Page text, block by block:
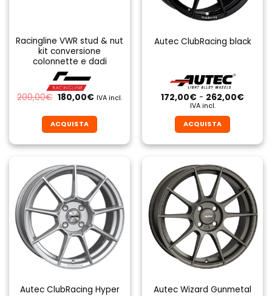
Racingline VWR stud & nut
kit conversione
colonnette e dadi
200,00€ Il
prezzo
era:
200,00€.
180,00€Il
è:
180,00€.
IVA incl.
ACQUISTA
prodotto
ha
più
varianti.
Le
opzioni
possono
essere
scelte
nella
del
Autec ClubRacing black
172,00€ - 262,00€Fascia
IVA incl.
ACQUISTA
prodotto
ha
più
varianti.
Le
opzioni
possono
essere
scelte
nella
del
Autec ClubRacing Hyper
Autec Wizard Gunmetal